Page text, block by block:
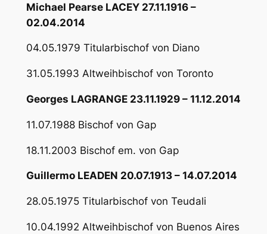
Michael Pearse LACEY 27.11.1916 –
02.04.2014
04.05.1979 Titularbischof von Diano
31.05.1993 Altweihbischof von Toronto
Georges LAGRANGE 23.11.1929 – 11.12.2014
11.07.1988 Bischof von Gap
18.11.2003 Bischof em. von Gap
Guillermo LEADEN 20.07.1913 – 14.07.2014
28.05.1975 Titularbischof von Teudali
10.04.1992 Altweihbischof von Buenos Aires